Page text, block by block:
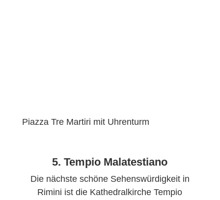
Piazza Tre Martiri mit Uhrenturm
5. Tempio Malatestiano
Die nächste schöne Sehenswürdigkeit in
Rimini ist die Kathedralkirche Tempio